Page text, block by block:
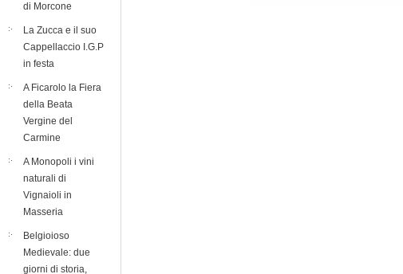
di Morcone
La Zucca e il suo
Cappellaccio I.G.P
in festa
A Ficarolo la Fiera
della Beata
Vergine del
Carmine
A Monopoli i vini
naturali di
Vignaioli in
Masseria
Belgioioso
Medievale: due
giorni di storia,